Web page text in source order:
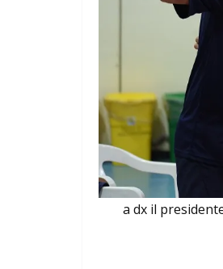
a dx il